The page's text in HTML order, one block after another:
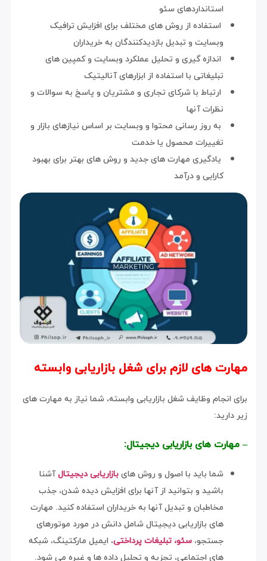
استانداردهای سئو
استفاده از روش های مختلف برای افزایش ترافیک
وبسایت و تبدیل بازدیدکنندگان به خریداران
اندازه گیری و تحلیل عملکرد وبسایت و کمپین های
تبلیغاتی با استفاده از ابزارهای آنالیتیک
ارتباط با شرکای تجاری و مشتریان و پاسخ به سوالات و
نظرات آنها
به روز رسانی محتوا و وبسایت بر اساس نیازهای بازار و
تغییرات محصول یا خدمت
یادگیری مهارت های جدید و روش های بهتر برای بهبود
کارایی و درآمد
مهارت های لازم برای شغل بازاریابی وابسته
برای انجام وظایف شغل بازاریابی وابسته، شما نیاز به مهارت های
زیر دارید:
– مهارت های بازاریابی دیجیتال:
شما باید با اصول و روش هایبازاریابی دیجیتالآشنا
باشید و بتوانید از آنها برای افزایش دیده شدن، جذب
مخاطبان و تبدیل آنها به خریداران استفاده کنید. مهارت
های بازاریابی دیجیتال شامل دانش در مورد موتورهای
جستجو، سئو، تبلیغات پرداختی، ایمیل مارکتینگ، شبکه
های اجتماعی، تجزیه و تحلیل داده ها و غیره می شود.